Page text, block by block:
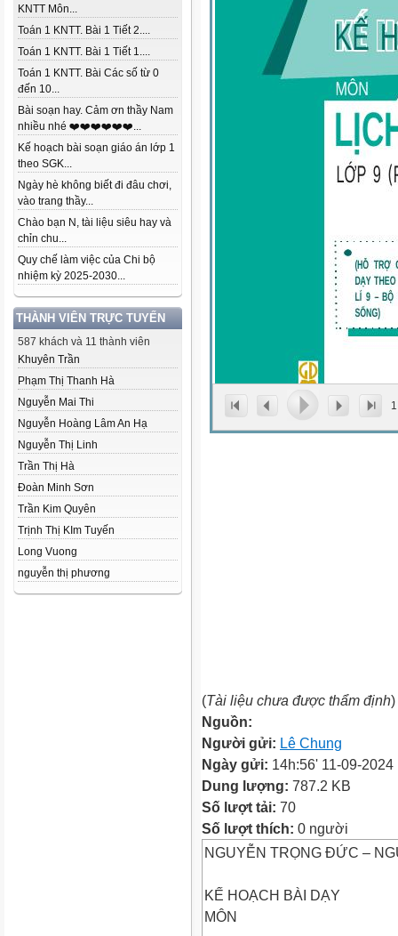
KNTT Môn...
Toán 1 KNTT. Bài 1 Tiết 2....
Toán 1 KNTT. Bài 1 Tiết 1....
Toán 1 KNTT. Bài Các số từ 0
đến 10...
Bài soạn hay. Cảm ơn thầy Nam
nhiều nhé ❤️❤️❤️❤️❤️❤️...
Kế hoạch bài soạn giáo án lớp 1
theo SGK...
Ngày hè không biết đi đâu chơi,
vào trang thầy...
Chào bạn N, tài liệu siêu hay và
chỉn chu...
Quy chế làm việc của Chi bộ
nhiệm kỳ 2025-2030...
THÀNH VIÊN TRỰC TUYẾN
587 khách và 11 thành viên
Khuyên Trần
Phạm Thị Thanh Hà
Nguyễn Mai Thi
Nguyễn Hoàng Lâm An Hạ
Nguyễn Thị Linh
Trần Thị Hà
Đoàn Minh Sơn
Trần Kim Quyên
Trịnh Thị KIm Tuyến
Long Vuong
nguyễn thị phương
1
(Tài liệu chưa được thẩm định)
Nguồn:
Người gửi: Lê Chung
Ngày gửi: 14h:56' 11-09-2024
Dung lượng: 787.2 KB
Số lượt tải: 70
Số lượt thích: 0 người
NGUYỄN TRỌNG ĐỨC –
KẾ HOẠCH BÀI DẠY
MÔN